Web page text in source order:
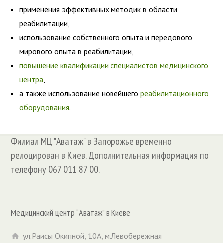
применения эффективных методик в области
реабилитации,
использование собственного опыта и передового
мирового опыта в реабилитации,
повышение квалификации специалистов медицинского
центра
а также использование новейшегореабилитационного
оборудования.
Филиал МЦ "Аватаж" в Запорожье временно
релоцирован в Киев. Дополнительная информация по
телефону 067 011 87 00.
Медицинский центр “Аватаж” в Киеве
ул.Раисы Окипной, 10А, м.Левобережная